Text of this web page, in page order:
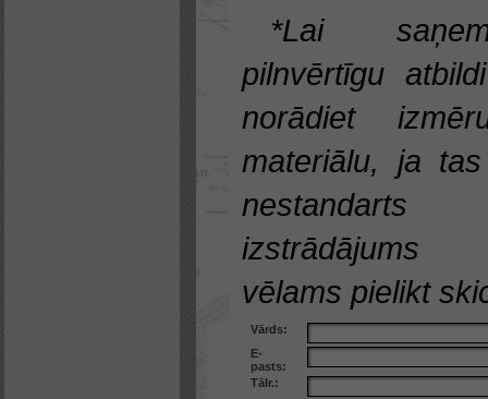
*Lai
pilnvērtīgu
norādiet
materiālu, ja
nestandarts
vēlams pielikt
Vārds:
E-
pasts:
Tālr.: